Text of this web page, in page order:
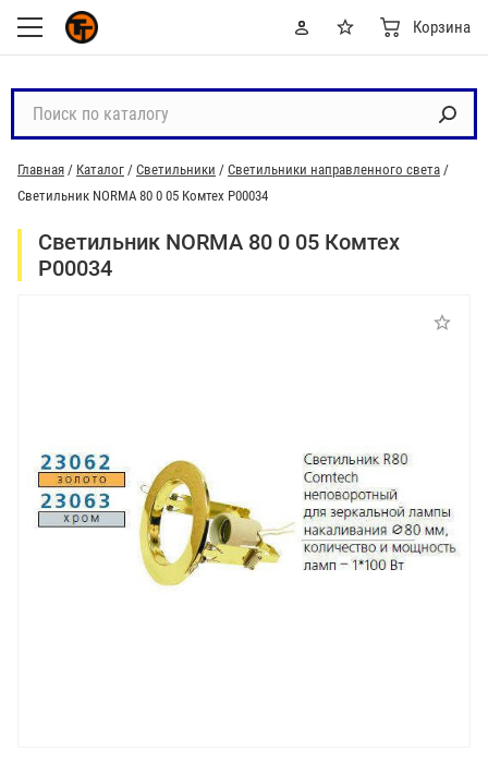
Корзина
с
к
п
к
Главная / Каталог / Светильники / Светильники направленного света /
Светильник NORMA 80 0 05 Комтех P00034
Светильник NORMA 80 0 05 Комтех
P00034